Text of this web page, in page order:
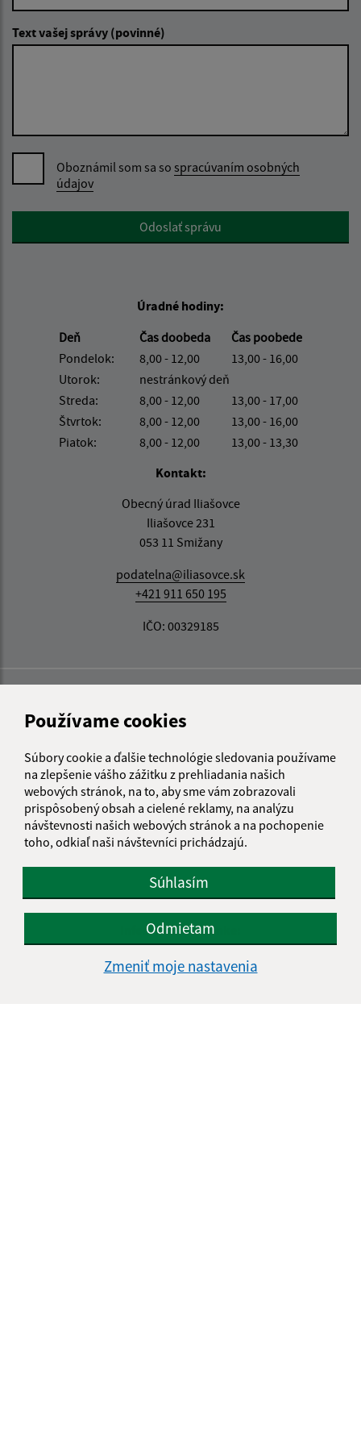
Používame cookies
Súbory cookie a ďalšie technológie sledovania používame
na zlepšenie vášho zážitku z prehliadania našich
webových stránok, na to, aby sme vám zobrazovali
prispôsobený obsah a cielené reklamy, na analýzu
návštevnosti našich webových stránok a na pochopenie
toho, odkiaľ naši návštevníci prichádzajú.
Súhlasím
Odmietam
Zmeniť moje nastavenia
Text vašej správy (povinné)
Oboznámil som sa so spracúvaním osobných
údajov
Google reCaptcha ResponseOdoslať správu
Úradné hodiny:
Deň
Čas doobeda
Čas poobede
Pondelok:
8,00 - 12,00
13,00 - 16,00
Utorok:
nestránkový deň
Streda:
8,00 - 12,00
13,00 - 17,00
Štvrtok:
8,00 - 12,00
13,00 - 16,00
Piatok:
8,00 - 12,00
13,00 - 13,30
Kontakt:
Obecný úrad Iliašovce
Iliašovce 231
053 11 Smižany
podatelna@iliasovce.sk
+421 911 650 195
IČO: 00329185
Informácie o stránke:
Vyhlásenie o prístupnosti
Autorské práva